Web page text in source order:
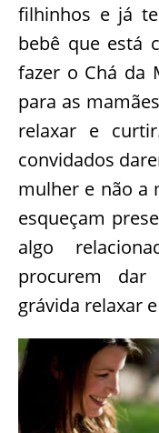
filhinhos e já
bebê que está
fazer o Chá da
para as
relaxar e
convidados
mulher e não a
esqueçam
algo
procurem
grávida relaxar